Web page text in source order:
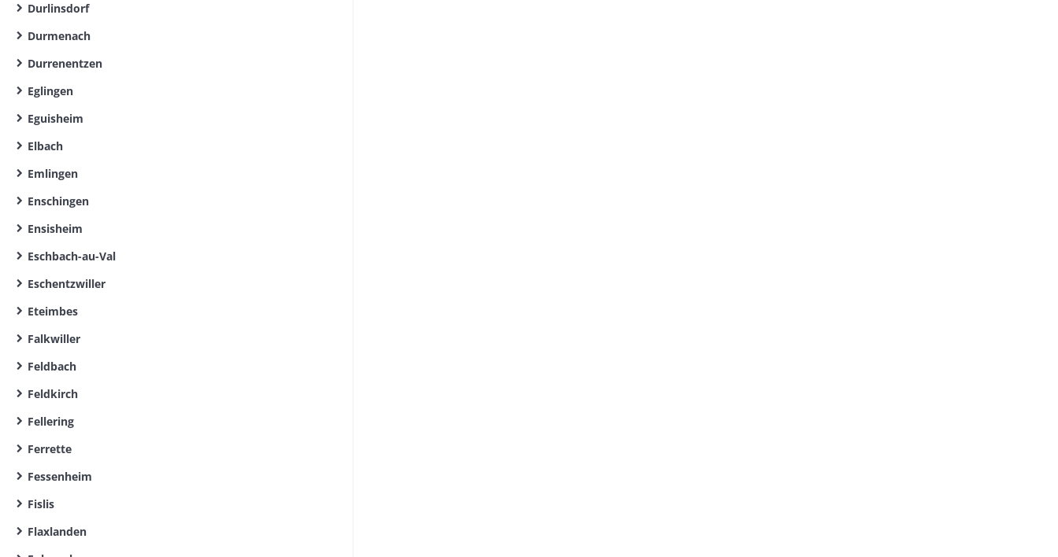
Durlinsdorf
Durmenach
Durrenentzen
Eglingen
Eguisheim
Elbach
Emlingen
Enschingen
Ensisheim
Eschbach-au-Val
Eschentzwiller
Eteimbes
Falkwiller
Feldbach
Feldkirch
Fellering
Ferrette
Fessenheim
Fislis
Flaxlanden